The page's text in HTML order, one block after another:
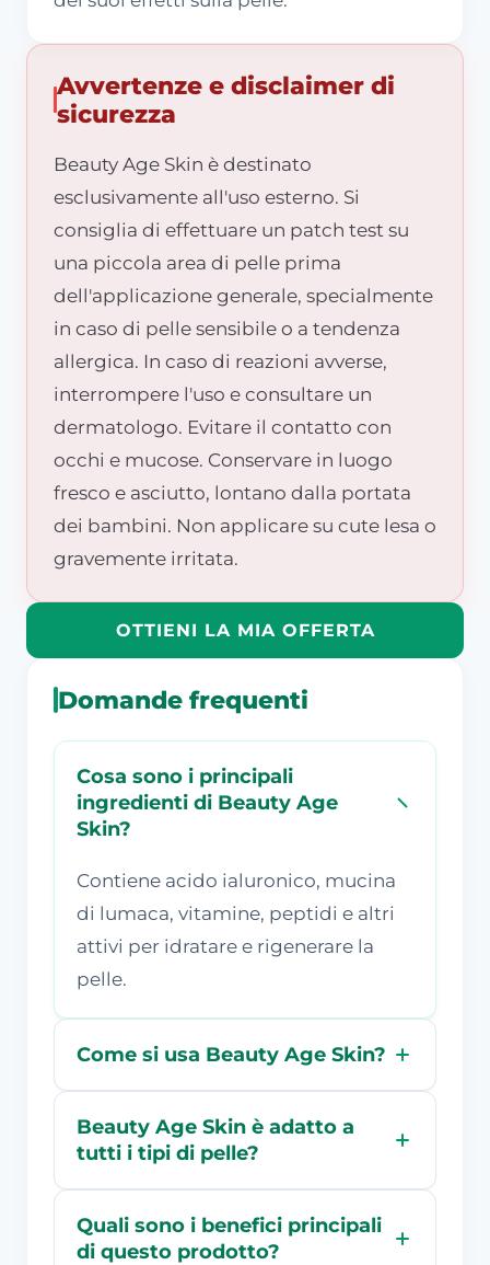
Avvertenze e disclaimer di
sicurezza
Beauty Age Skin è destinato
esclusivamente all'uso esterno. Si
consiglia di effettuare un patch test su
una piccola area di pelle prima
dell'applicazione generale, specialmente
in caso di pelle sensibile o a tendenza
allergica. In caso di reazioni avverse,
interrompere l'uso e consultare un
dermatologo. Evitare il contatto con
occhi e mucose. Conservare in luogo
fresco e asciutto, lontano dalla portata
dei bambini. Non applicare su cute lesa o
gravemente irritata.
OTTIENI LA MIA OFFERTA
Domande frequenti
Cosa sono i principali
ingredienti di Beauty Age
Skin?
Contiene acido ialuronico, mucina
di lumaca, vitamine, peptidi e altri
attivi per idratare e rigenerare la
pelle.
Come si usa Beauty Age Skin?
Beauty Age Skin è adatto a
tutti i tipi di pelle?
Quali sono i benefici principali
di questo prodotto?